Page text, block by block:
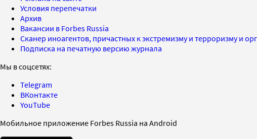
Условия перепечатки
Архив
Вакансии в Forbes Russia
Сканер иноагентов, причастных к экстремизму и терроризму и
Подписка на печатную версию журнала
Мы в соцсетях:
Telegram
ВКонтакте
YouTube
Мобильное приложение Forbes Russia на Android